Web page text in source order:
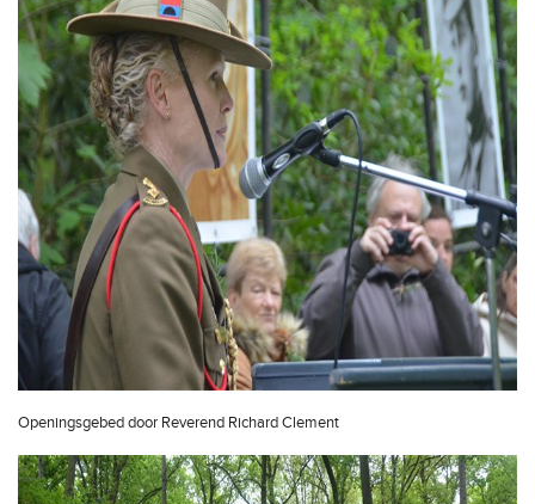
Openingsgebed door Reverend Richard Clement